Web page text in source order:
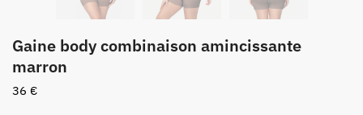
Gaine body combinaison amincissante
marron
36 €